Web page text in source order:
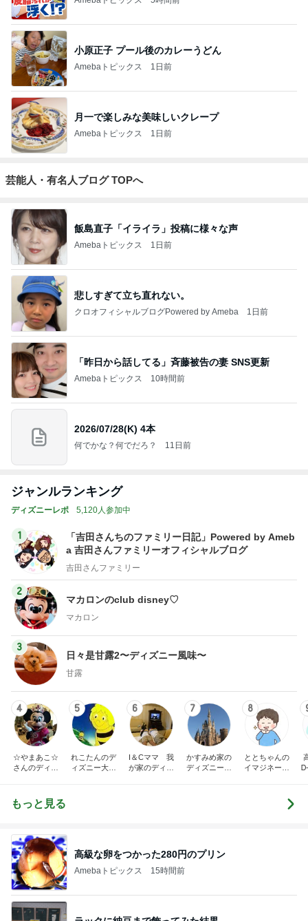
小原正子 プール後のカレーうどん
Amebaトピックス 1日前
月一で楽しみな美味しいクレープ
Amebaトピックス 1日前
芸能人・有名人ブログ TOPへ
飯島直子「イライラ」投稿に様々な声
Amebaトピックス 1日前
悲しすぎて立ち直れない。
クロオフィシャルブログPowered by Ameba 1日前
「昨日から話してる」斉藤被告の妻 SNS更新
Amebaトピックス 10時間前
2026/07/28(K) 4本
何でかな？何でだろ？ 11日前
ジャンルランキング
ディズニーレポ 5,120人参加中
1
「吉田さんちのファミリー日記」Powered by Ameb
a 吉田さんファミリーオフィシャルブログ
吉田さんファミリー
2
マカロンのclub disney♡
マカロン
3
日々是甘露2〜ディズニー風味〜
甘露
4
☆やまあこ☆
さんのディズ
5
れこたんのデ
ィズニー大好
6
I＆Cママ 我
が家のディズ
7
かすみめ家の
ディズニー大
8
ととちゃんの
イマジネーシ
もっと見る
高級な卵をつかった280円のプリン
Amebaトピックス 15時間前